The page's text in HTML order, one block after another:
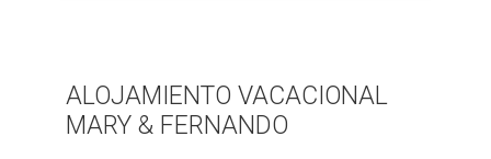
ALOJAMIENTO VACACIONAL
MARY & FERNANDO